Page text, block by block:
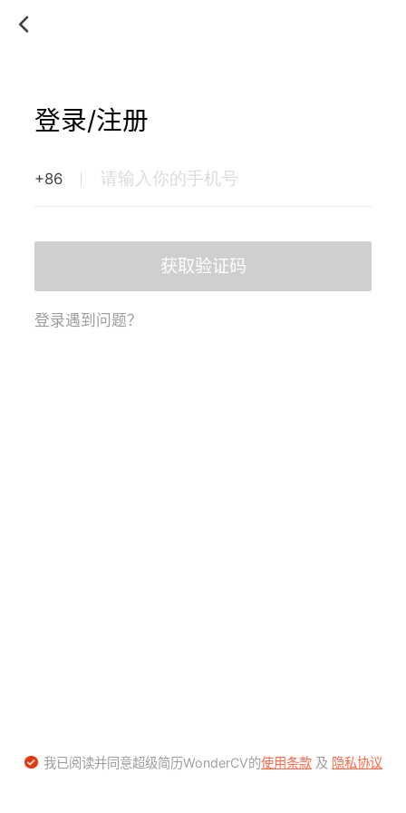
登录/注册
+86
获取验证码
登录遇到问题？
我已阅读并同意超级简历WonderCV的使用条款及 隐私协议